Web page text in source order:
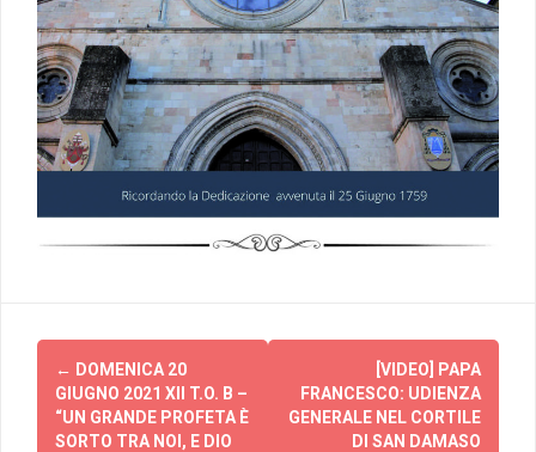
Post
navigation
← DOMENICA 20
GIUGNO 2021 XII T.O. B –
“UN GRANDE PROFETA È
SORTO TRA NOI, E DIO
[VIDEO] PAPA
FRANCESCO: UDIENZA
GENERALE NEL CORTILE
DI SAN DAMASO